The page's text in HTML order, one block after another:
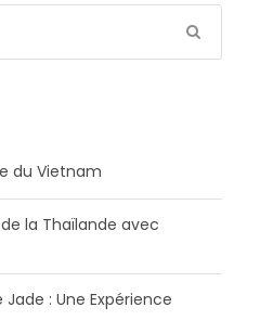
du Vietnam
la Thaïlande avec
: Une Expérience